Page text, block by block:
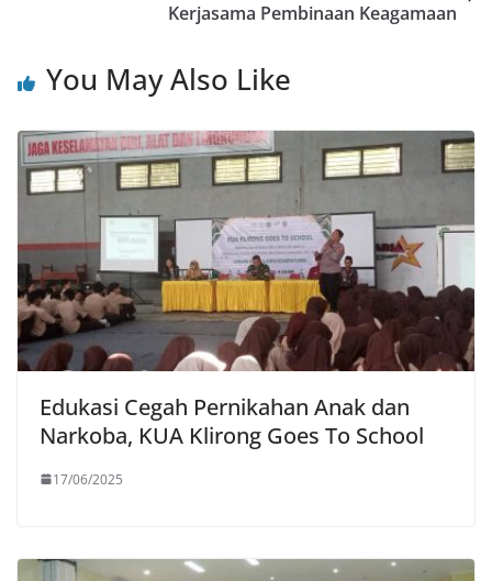
Kerjasama Pembinaan Keagamaan
You May Also Like
Edukasi Cegah Pernikahan Anak dan
Narkoba, KUA Klirong Goes To School
17/06/2025